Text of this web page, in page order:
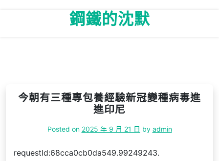
鋼鐵的沈默
今朝有三種專包養經驗新冠變種病毒進
進印尼
Posted on 2025 年 9 月 21 日 by admin
requestId:68cca0cb0da549.99249243.